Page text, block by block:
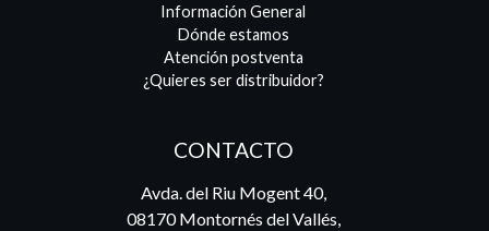
Información General
Dónde estamos
Atención postventa
¿Quieres ser distribuidor?
CONTACTO
Avda. del Riu Mogent 40,
08170 Montornés del Vallés,